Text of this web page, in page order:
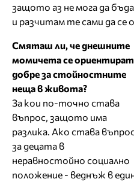
защото аз не мога да
и разчитам те сами да се
Смяташ ли, че днешните
момичета се ориентират
добре за стойностните
неща в живота?
За кои по-точно става
въпрос, защото има
разлика. Ако става въпрос
за децата в
неравностойно социално
положение - веднъж в